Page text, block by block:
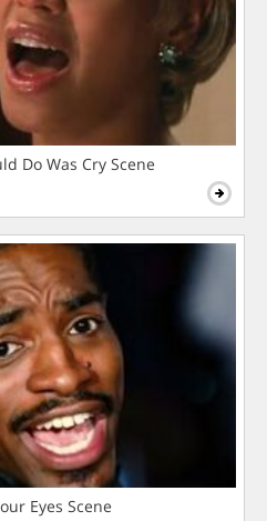
Do Was Cry Scene
Eyes Scene